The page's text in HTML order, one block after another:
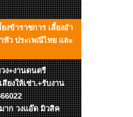
งข้าราชการ เลี้ยงอำ
หัว ประเพณีไทย และ
วง+งานดนตรี
ยงให้เช่า.+รับงาน
าก วงแอ๊ด มิวสิค